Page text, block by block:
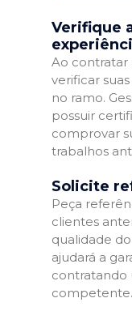
Verifique
Ao contratar
verificar
no ramo.
possuir
comprovar
trabalhos
Solicite
Peça
clientes
qualidade
ajudará a
contratando
competente.